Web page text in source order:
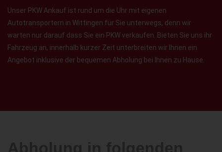
Unser PKW Ankauf ist rund um die Uhr mit eigenen
Autotransportern in Wittingen für Sie unterwegs, denn wir
warten nur darauf dass Sie ein PKW verkaufen. Bieten Sie uns ihr
Fahrzeug an, innerhalb kurzer Zeit unterbreiten wir Ihnen ein
Angebot inklusive der bequemen Abholung bei Ihnen zu Hause.